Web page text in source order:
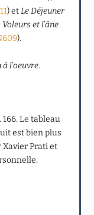
) etLe Déjeuner
Voleurs et l’âne
).
l’oeuvre.
166. Le tableau
est bien plus
Prati et